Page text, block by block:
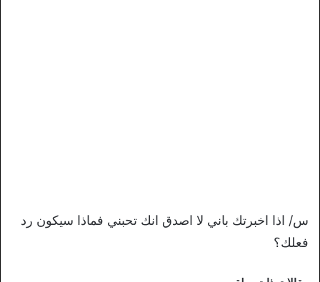
س/ اذا اخبرتك باني لا اصدق انك تحبني فماذا سيكون رد
فعلك؟